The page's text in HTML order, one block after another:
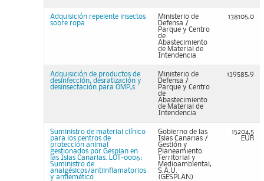
Adquisición repelente insectos
sobre ropa
Ministerio de
Defensa /
Parque y Centro
de
Abastecimiento
de Material de
Intendencia
138105,0
Adquisición de productos de
desinfección, desratización y
desinsectación para OMP,s
Ministerio de
Defensa /
Parque y Centro
de
Abastecimiento
de Material de
Intendencia
139585,9
Suministro de material clínico
para los centros de
protección animal
gestionados por Gesplan en
las Islas Canarias. LOT-0006:
Suministro de
analgésicos/antiinflamatorios
y antiemético
Gobierno de las
Islas Canarias /
Gestión y
Planeamiento
Territorial y
Medioambiental,
S.A.U.
(GESPLAN)
15204,5
EUR